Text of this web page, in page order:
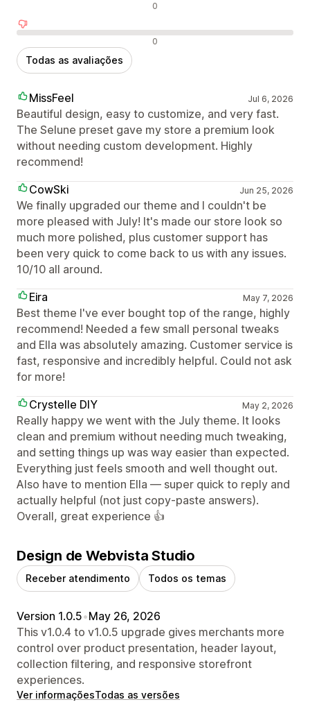
0
0
Todas as avaliações
MissFeel Jul 6, 2026
Beautiful design, easy to customize, and very fast.
The Selune preset gave my store a premium look
without needing custom development. Highly
recommend!
CowSki
Jun 25, 2026
We finally upgraded our theme and I couldn't be
more pleased with July! It's made our store look so
much more polished, plus customer support has
been very quick to come back to us with any issues.
10/10 all around.
Eira
May 7, 2026
Best theme I've ever bought top of the range, highly
recommend! Needed a few small personal tweaks
and Ella was absolutely amazing. Customer service is
fast, responsive and incredibly helpful. Could not ask
for more!
Crystelle DIY
May 2, 2026
Really happy we went with the July theme. It looks
clean and premium without needing much tweaking,
and setting things up was way easier than expected.
Everything just feels smooth and well thought out.
Also have to mention Ella — super quick to reply and
actually helpful (not just copy-paste answers).
Overall, great experience 👍
Design de Webvista Studio
Receber atendimento Todos os temas
Version 1.0.5•May 26, 2026
This v1.0.4 to v1.0.5 upgrade gives merchants more
control over product presentation, header layout,
collection filtering, and responsive storefront
experiences.
Ver informaçõesTodas as versões